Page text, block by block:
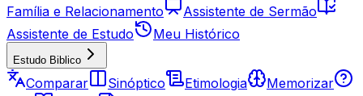
Família e Relacionamento
Assistente de Sermão
Assistente de Estudo
Meu Histórico
Estudo Biblico
Comparar Sinóptico Etimologia
Memorizar